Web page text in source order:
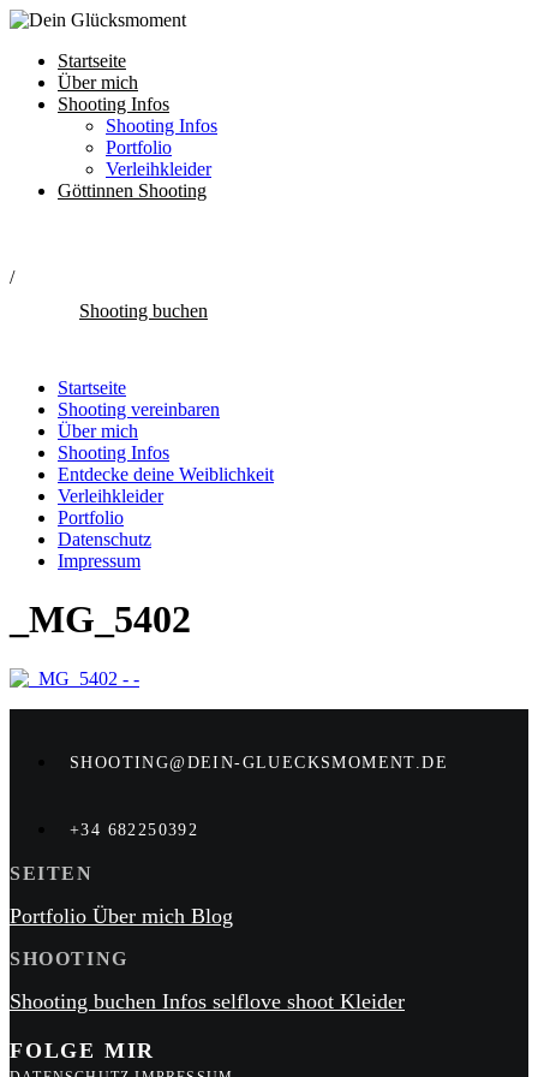
Startseite
Über mich
Shooting Infos
Shooting Infos
Portfolio
Verleihkleider
Göttinnen Shooting
/
Shooting buchen
Startseite
Shooting vereinbaren
Über mich
Shooting Infos
Entdecke deine Weiblichkeit
Verleihkleider
Portfolio
Datenschutz
Impressum
_MG_5402
SHOOTING@DEIN-GLUECKSMOMENT.DE
+34 682250392
SEITEN
Portfolio Über mich Blog
SHOOTING
Shooting buchen Infos selflove shoot Kleider
FOLGE MIR